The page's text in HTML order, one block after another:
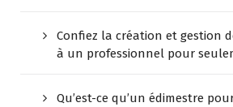
Confiez la création et gestion
à un professionnel pour
Qu’est-ce qu’un édimestre